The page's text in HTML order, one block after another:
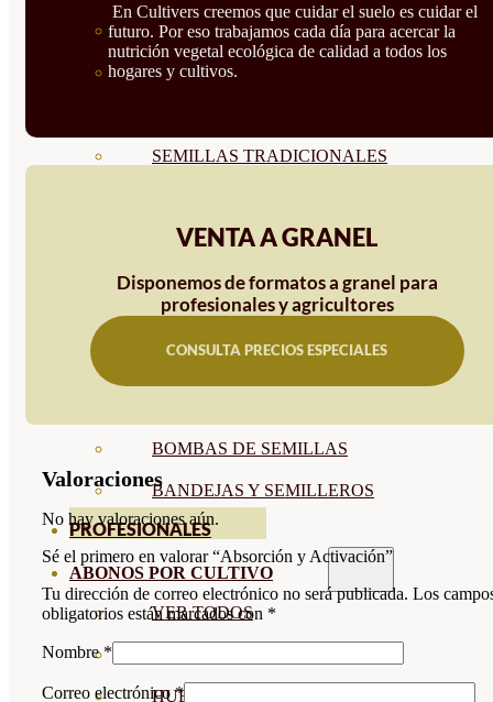
SEMILLAS FLORES
SEMILLAS FLORES
SEMILLAS TRADICIONALES
SEMILLAS RAÍZ
SEMILLAS LEGUMINOSAS
BOMBAS DE SEMILLAS
BANDEJAS Y SEMILLEROS
PROFESIONALES
ABONOS POR CULTIVO
VER TODOS
HUERTO
En Cultivers creemos que cuidar el suelo es cuidar el
futuro. Por eso trabajamos cada día para acercar la
nutrición vegetal ecológica de calidad a todos los
hogares y cultivos.
VENTA A GRANEL
Disponemos de formatos a granel para
profesionales y agricultores
CONSULTA PRECIOS ESPECIALES
Valoraciones
No hay valoraciones aún.
Sé el primero en valorar “Absorción y Activación”
Tu dirección de correo electrónico no será publicada. Los
obligatorios están marcados con *
Nombre*
Correo electrónico*